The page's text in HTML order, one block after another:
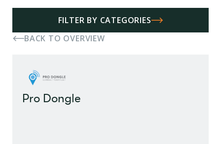
FILTER BY CATEGORIES
BACK TO OVERVIEW
Pro Dongle